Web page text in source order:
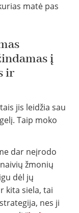
matė pas
į
ir
jis leidžia sau
Taip moko
dar neįrodo
žmonių
dėl jų
kita siela, tai
nes ji